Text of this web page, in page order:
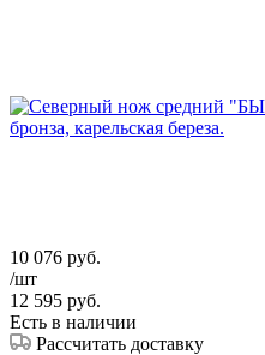
10 076 руб.
/шт
12 595 руб.
Есть в наличии
Рассчитать доставку